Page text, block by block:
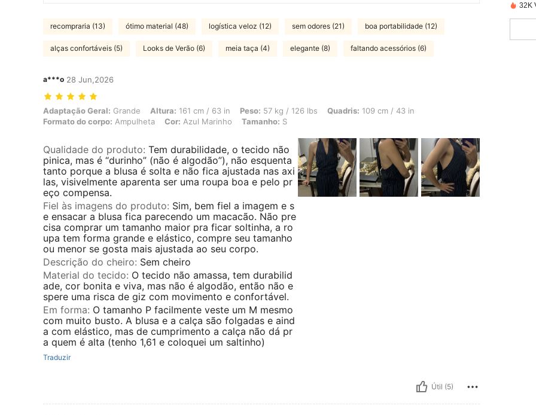
recompraria (13) ótimo material (48) logística veloz (12) sem odores (21) boa portabilidade (12)
alças confortáveis (5) Looks de Verão (6) meia taça (4) elegante (8) faltando acessórios (6)
a***o 28 Jun,2026
Adaptação Geral: Grande, Altura: 161 cm / 63 in, Peso: 57 kg / 126 lbs, Quadris: 109 cm / 43 in, Formato do corpo: Ampulheta, Cor: Azul Marinho,
Adaptação Geral: Grande Altura: 161 cm / 63 in Peso: 57 kg / 126 lbs Quadris: 109 cm / 43 in
Formato do corpo: Ampulheta Cor: Azul Marinho Tamanho: S
Qualidade do produto: Tem durabilidade, o tecido não
pinica, mas é “durinho” (não é algodão”), não esquenta
tanto porque a blusa é solta e não fica ajustada nas axi
las, visivelmente aparenta ser uma roupa boa e pelo pr
eço compensa.
Fiel às imagens do produto: Sim, bem fiel a imagem e s
e ensacar a blusa fica parecendo um macacão. Não pre
cisa comprar um tamanho maior pra ficar soltinha, a ro
upa tem forma grande e elástico, compre seu tamanho
ou menor se gosta mais ajustada ao seu corpo.
Descrição do cheiro: Sem cheiro
Material do tecido: O tecido não amassa, tem durabilid
ade, cor bonita e viva, mas não é algodão, então não e
spere uma risca de giz com movimento e confortável.
Em forma: O tamanho P facilmente veste um M mesmo
com muito busto. A blusa e a calça são folgadas e aind
a com elástico, mas de cumprimento a calça não dá pr
a quem é alta (tenho 1,61 e coloquei um saltinho)
Traduzir
Útil (5)
32K